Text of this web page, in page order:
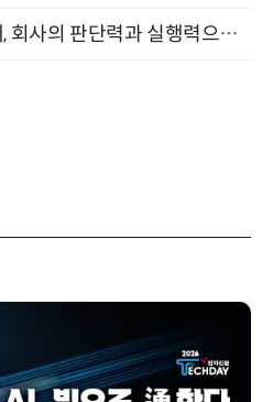
“문서에 묻힌 지식을 꺼내, 회사의 판단력과 실행력으로 바꾸다” (8/20)